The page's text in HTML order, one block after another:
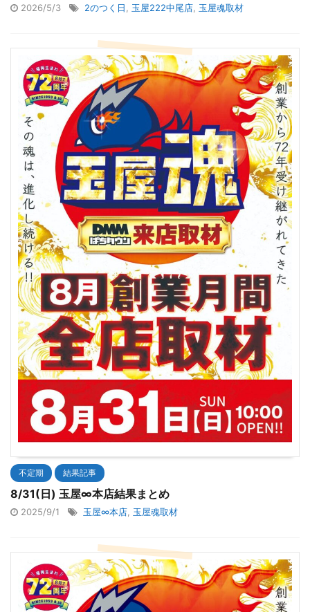
2026/5/3 2のつく日 玉屋222中尾店 玉屋魂取材
不定期 結果記事
8/31(日) 玉屋∞本店結果まとめ
2025/9/1 玉屋∞本店 玉屋魂取材